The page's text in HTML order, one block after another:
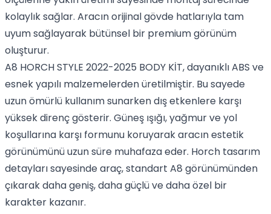
kolaylık sağlar. Aracın orijinal gövde hatlarıyla tam
uyum sağlayarak bütünsel bir premium görünüm
oluşturur.
A8 HORCH STYLE 2022-2025 BODY KİT, dayanıklı ABS ve
esnek yapılı malzemelerden üretilmiştir. Bu sayede
uzun ömürlü kullanım sunarken dış etkenlere karşı
yüksek direnç gösterir. Güneş ışığı, yağmur ve yol
koşullarına karşı formunu koruyarak aracın estetik
görünümünü uzun süre muhafaza eder. Horch tasarım
detayları sayesinde araç, standart A8 görünümünden
çıkarak daha geniş, daha güçlü ve daha özel bir
karakter kazanır.